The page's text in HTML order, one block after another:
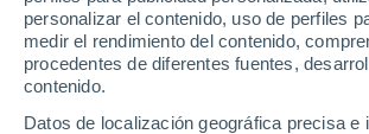
personalizar el contenido, uso de perfiles
medir el rendimiento del contenido,
procedentes de diferentes fuentes,
contenido.
Datos de localización geográfica precisa